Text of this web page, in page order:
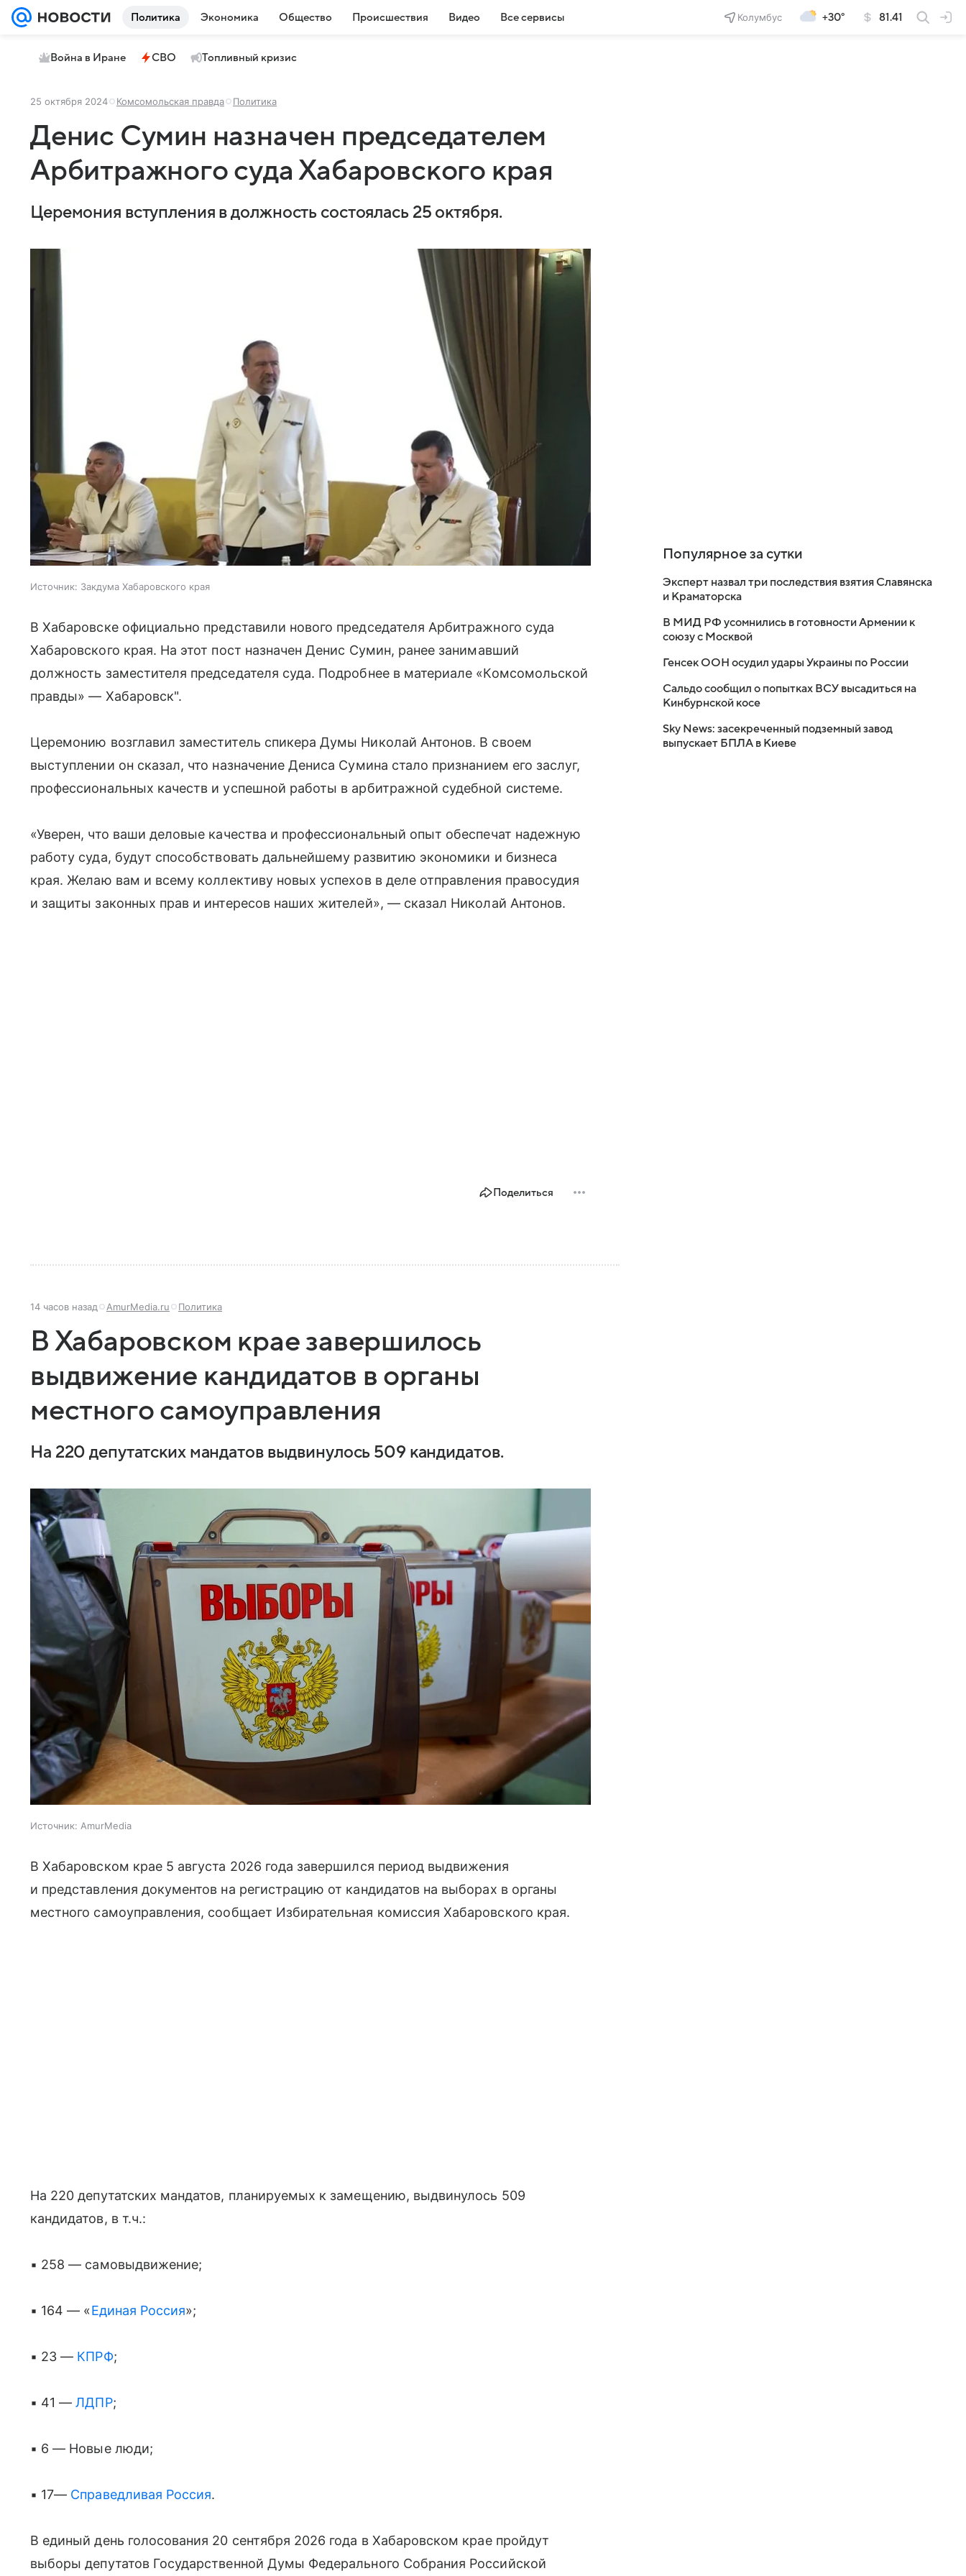
Политика Экономика Общество Происшествия Видео Все сервисы Колумбус +30° 81.41
Война в Иране СВО Топливный кризис
25 октября 2024 Комсомольская правда Политика
Денис Сумин назначен председателем
Арбитражного суда Хабаровского края
Церемония вступления в должность состоялась 25 октября.
Источник: Закдума Хабаровского края
В Хабаровске официально представили нового председателя Арбитражного суда
Хабаровского края. На этот пост назначен Денис Сумин, ранее занимавший
должность заместителя председателя суда. Подробнее в материале «Комсомольской
правды» — Хабаровск".
Церемонию возглавил заместитель спикера Думы Николай Антонов. В своем
выступлении он сказал, что назначение Дениса Сумина стало признанием его заслуг,
профессиональных качеств и успешной работы в арбитражной судебной системе.
«Уверен, что ваши деловые качества и профессиональный опыт обеспечат надежную
работу суда, будут способствовать дальнейшему развитию экономики и бизнеса
края. Желаю вам и всему коллективу новых успехов в деле отправления правосудия
и защиты законных прав и интересов наших жителей», — сказал Николай Антонов.
Поделиться
14 часов назад AmurMedia.ru Политика
В Хабаровском крае завершилось
выдвижение кандидатов в органы
местного самоуправления
На 220 депутатских мандатов выдвинулось 509 кандидатов.
Источник: AmurMedia
В Хабаровском крае 5 августа 2026 года завершился период выдвижения
и представления документов на регистрацию от кандидатов на выборах в органы
местного самоуправления, сообщает Избирательная комиссия Хабаровского края.
На 220 депутатских мандатов, планируемых к замещению, выдвинулось 509
кандидатов, в т.ч.:
▪ 258 — самовыдвижение;
▪ 164 — «Единая Россия»;
▪ 23 — КПРФ;
▪ 41 —ЛДПР;
▪ 6 — Новые люди;
▪ 17— Справедливая Россия.
В единый день голосования 20 сентября 2026 года в Хабаровском крае пройдут
выборы депутатов Государственной Думы Федерального Собрания Российской
Популярное за сутки
Эксперт назвал три последствия взятия Славянска
и Краматорска
В МИД РФ усомнились в готовности Армении к
союзу с Москвой
Генсек ООН осудил удары Украины по России
Сальдо сообщил о попытках ВСУ высадиться на
Кинбурнской косе
Sky News: засекреченный подземный завод
выпускает БПЛА в Киеве